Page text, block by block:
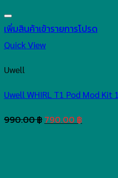
เพิ่มสินค้าเข้ารายการโปรด
Quick View
Uwell
Uwell WHIRL T1 Pod Mod Kit
990.00฿Original
790.00 ฿